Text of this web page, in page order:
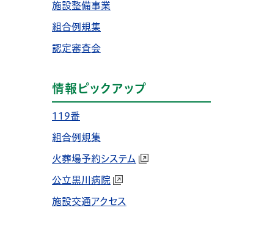
施設整備事業
組合例規集
認定審査会
情報ピックアップ
119番
組合例規集
火葬場予約システム
公立黒川病院
施設交通アクセス